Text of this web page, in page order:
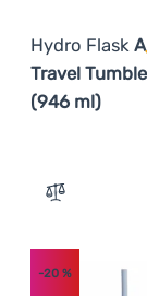
Hydro Flask
Travel
(946 ml)
Zum
-20 %